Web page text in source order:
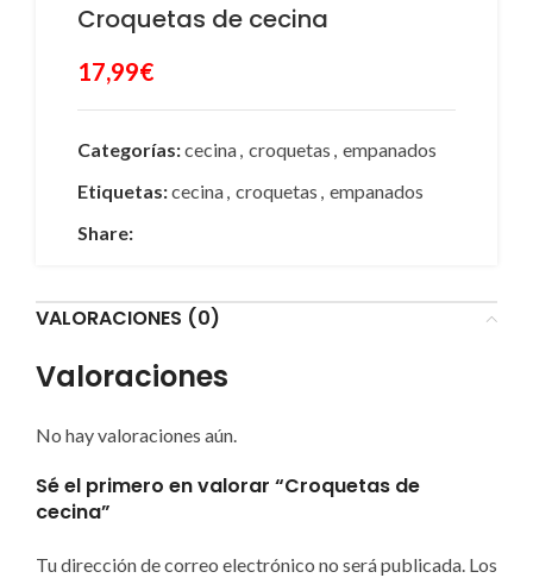
Croquetas de cecina
17,99€
Categorías:cecina, croquetas , empanados
Etiquetas:cecina, croquetas , empanados
Share:
VALORACIONES (0)
Valoraciones
No hay valoraciones aún.
Sé el primero en valorar “Croquetas de
cecina”
Tu dirección de correo electrónico no será publicada. Los